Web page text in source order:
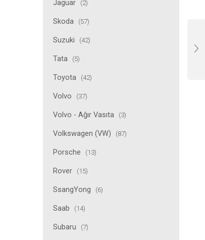
Jaguar (2)
Skoda (57)
Suzuki (42)
Tata (5)
Toyota (42)
Volvo (37)
Volvo - Ağır Vasıta (3)
Volkswagen (VW) (87)
Porsche (13)
Rover (15)
SsangYong (6)
Saab (14)
Subaru (7)